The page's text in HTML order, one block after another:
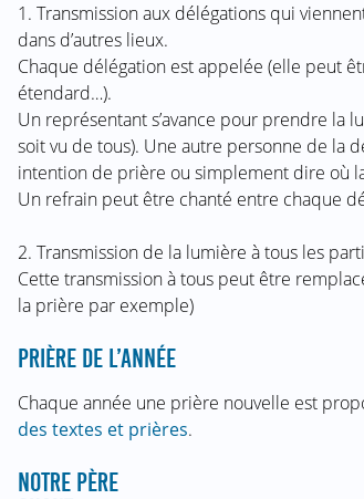
1. Transmission aux délégations qui
dans d’autres lieux.
Chaque délégation est appelée (elle peut
étendard…).
Un représentant s’avance pour prendre la
soit vu de tous). Une autre personne de la
intention de prière ou simplement dire où
Un refrain peut être chanté entre chaque
2. Transmission de la lumière à tous les
Cette transmission à tous peut être
la prière par exemple)
PRIÈRE DE L’ANNÉE
Chaque année une prière nouvelle est
des textes et prières.
NOTRE PÈRE